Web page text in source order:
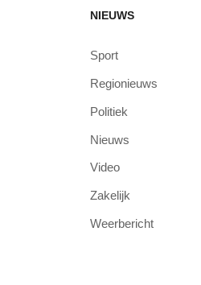
NIEUWS
Sport
Regionieuws
Politiek
Nieuws
Video
Zakelijk
Weerbericht